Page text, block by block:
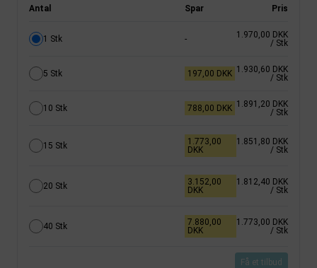
Antal Spar Pris
1 Stk -
1.970,00 DKK
/ Stk
5 Stk 197,00 DKK 1.930,60 DKK
/ Stk
10 Stk 788,00 DKK 1.891,20 DKK
/ Stk
15 Stk
1.773,00
DKK
1.851,80 DKK
/ Stk
20 Stk
3.152,00
DKK
1.812,40 DKK
/ Stk
40 Stk
7.880,00
DKK
1.773,00 DKK
/ Stk
Få et tilbud